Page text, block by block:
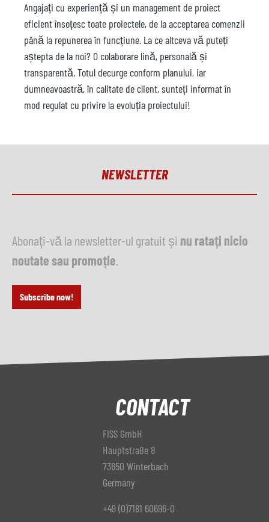
Angajați cu experiență și un management de proiect
eficient însoțesc toate proiectele, de la acceptarea comenzii
până la repunerea în funcțiune. La ce altceva vă puteți
aștepta de la noi? O colaborare lină, personală și
transparentă. Totul decurge conform planului, iar
dumneavoastră, în calitate de client, sunteți informat în
mod regulat cu privire la evoluția proiectului!
NEWSLETTER
Abonați-vă la newsletter-ul gratuit și nu ratați nicio
noutate sau promoție
Subscribe now!
CONTACT
FISS GmbH
Hauptstraße 8
73650 Winterbach
Germany
+49 (0)7181 60696-0